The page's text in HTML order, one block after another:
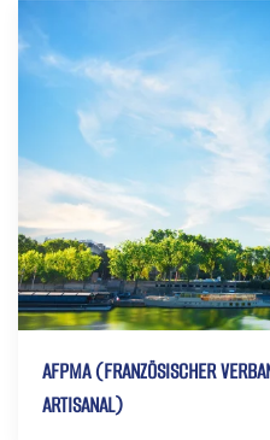
AFPMA (FRANZÖSISCHER
ARTISANAL)